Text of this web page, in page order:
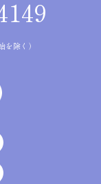
を除く）